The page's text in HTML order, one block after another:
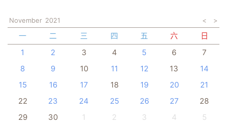
November 2021 < >
一 二 三 四 五 六
日
1
2 3 4 5 6
7
8
9 10 11 12 13
14
15
16 17 18 19 20
21
22
23 24 25 26 27
28
29
30 1 2 3 4
5